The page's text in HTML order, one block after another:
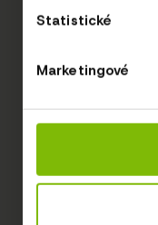
Statistické
Marketingové